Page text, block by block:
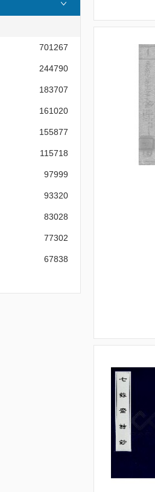
701267
244790
183707
161020
155877
115718
97999
93320
83028
77302
67838